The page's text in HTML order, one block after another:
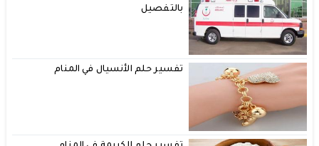
بالتفصيل
تفسير حلم الأنسيال في المنام